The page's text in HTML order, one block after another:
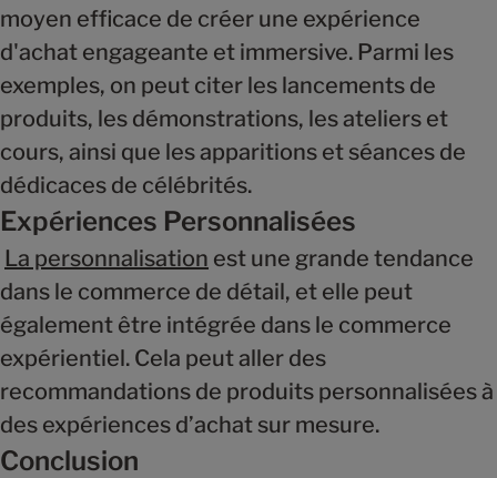
moyen efficace de créer une expérience
d'achat engageante et immersive. Parmi les
exemples, on peut citer les lancements de
produits, les démonstrations, les ateliers et
cours, ainsi que les apparitions et séances de
dédicaces de célébrités.
Expériences Personnalisées
La personnalisation est une grande tendance
dans le commerce de détail, et elle peut
également être intégrée dans le commerce
expérientiel. Cela peut aller des
recommandations de produits personnalisées à
des expériences d’achat sur mesure.
Conclusion